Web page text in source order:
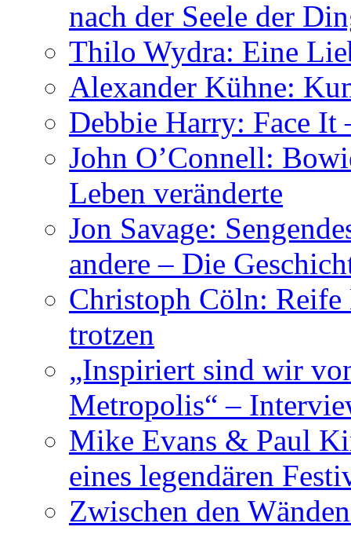
nach der Seele der
Thilo Wydra: Eine
Alexander Kühne:
Debbie Harry: Face
John O’Connell:
Leben veränderte
Jon Savage:
andere – Die
Christoph Cöln:
trotzen
„Inspiriert sind wir
Metropolis“ –
Mike Evans & Paul
eines legendären
Zwischen den